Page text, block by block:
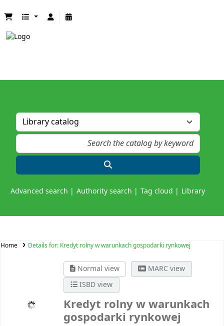
Advanced search Authority search Tag cloud Library
Home Details for: Kredyt rolny w warunkach gospodarki rynkowej
Normal view
MARC view
ISBD view
Kredyt rolny w warunkach
gospodarki rynkowej